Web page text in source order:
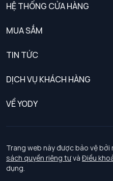
HỆ THỐNG CỬA HÀNG
MUA SẮM
TIN TỨC
DỊCH VỤ KHÁCH HÀNG
Chính sách khách hàng thân thiết
Chính sách bảo vệ dữ liệu cá nhân
Chính sách thanh toán, giao nhận
VỀ YODY
Tuyển dụng
Trang web này được bảo vệ bởi
sách quyền riêng tưvà Điều
dụng.